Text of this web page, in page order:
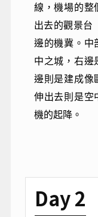
線，機場的整
出去的觀景台
邊的機冀。中
中之城，右邊
邊則是建成像
伸出去則是空
機的起降。
Day 2